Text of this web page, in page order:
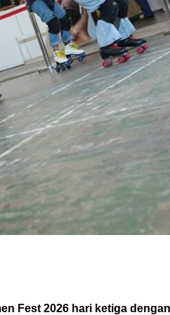
Fest 2026 hari ketiga dengan